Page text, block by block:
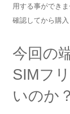
用する事ができ
確認してから購入
今回の
SIMフ
いのか？